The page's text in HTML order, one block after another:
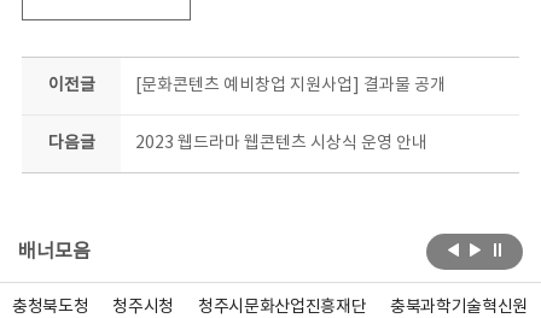
이전글 [문화콘텐츠 예비창업 지원사업] 결과물 공개
다음글 2023 웹드라마 웹콘텐츠 시상식 운영 안내
배너모음
충청북도청 청주시청 청주시문화산업진흥재단 충북과학기술혁신원